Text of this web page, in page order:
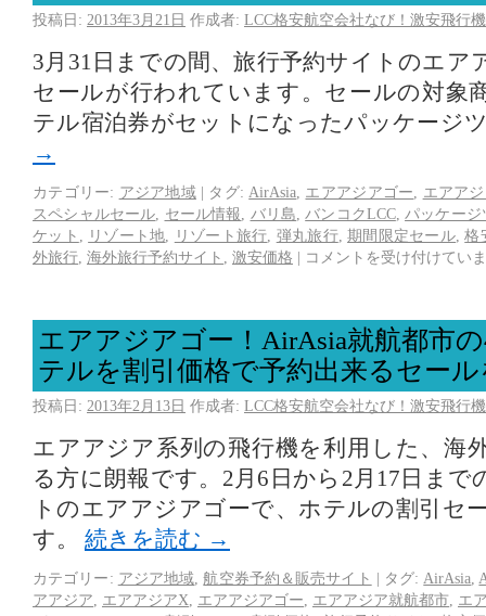
投稿日: 2013年3月21日 作成者: LCC格安航空会社なび！激安飛行
3月31日までの間、旅行予約サイトのエア
セールが行われています。セールの対象
テル宿泊券がセットになったパッケージ
→
カテゴリー: アジア地域 | タグ: AirAsia エアアジアゴー
エアア
スペシャルセール
セール情報 バリ島 バンコクLCC, パッケージ
ケット
リゾート地 リゾート旅行 弾丸旅行,期間限定セール,格
外旅行 海外旅行予約サイト 激安価格 | コメントを受け付けてい
エアアジアゴー！AirAsia就航都市
テルを割引価格で予約出来るセー
投稿日: 2013年2月13日 作成者: LCC格安航空会社なび！激安飛行
エアアジア系列の飛行機を利用した、海
る方に朗報です。2月6日から2月17日まで
トのエアアジアゴーで、ホテルの割引セ
す。 続きを読む →
カテゴリー: アジア地域 ,航空券予約＆販売サイト | タグ: AirAsia
アアジア
エアアジアX エアアジアゴー エアアジア就航都市 エ